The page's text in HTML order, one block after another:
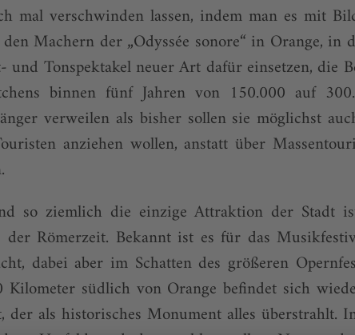
mal verschwinden lassen, indem man es mit
Machern der „Odyssée sonore“ in Orange, in
Tonspektakel neuer Art dafür einsetzen, die
binnen fünf Jahren von 150.000 auf
verweilen als bisher sollen sie möglichst
anziehen wollen, anstatt über
so ziemlich die einzige Attraktion der Stadt
der Römerzeit. Bekannt ist es für das
dabei aber im Schatten des größeren
Kilometer südlich von Orange befindet sich
der als historisches Monument alles überstrahlt.